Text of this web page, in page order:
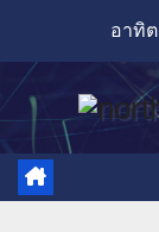
content
อาทิต